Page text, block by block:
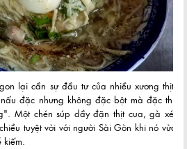
lại cần sự đầu tư của nhiều xương thịt,
đặc nhưng không đặc bột mà đặc thịt
Một chén súp dầy đặn thịt cua, gà xé,
tuyệt vời với người Sài Gòn khi nó vừa